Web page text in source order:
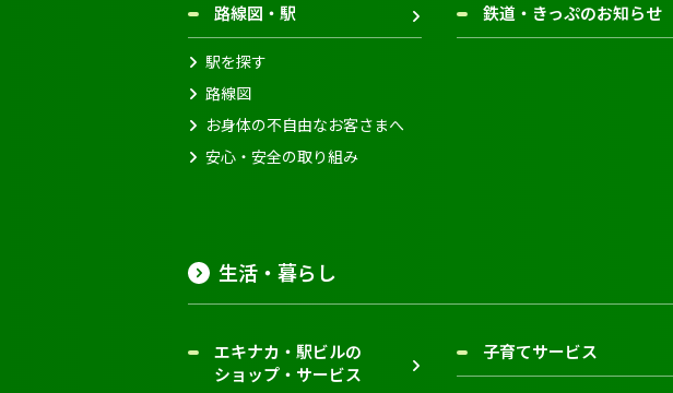
路線図・駅
駅を探す
路線図
お身体の不自由なお客さまへ
安心・安全の取り組み
鉄道・きっぷのお知らせ
生活・暮らし
エキナカ・駅ビルの
ショップ・サービス
子育てサービス